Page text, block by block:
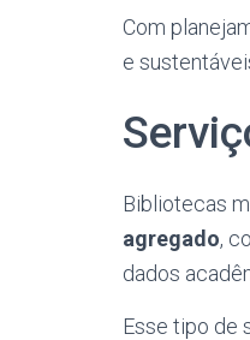
Com
e
Bibliotecas
agregado,
dados
Esse tipo de